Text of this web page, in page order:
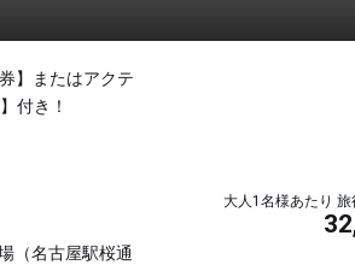
】またはアクテ
付き！
（名古屋駅桜通
大人1名様あたり 旅